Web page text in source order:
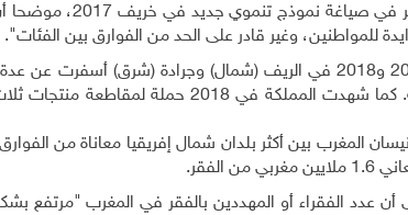
وكان العاهل المغربي قد دعا للمرة
للمواطنين، وغير قادر على الحد من الفوارق بين الفئات".
وصادفت هذه الدعوة بروز حركات احتجاجية بين 2017 و2018 في الريف (شمال) وجرادة
منظمات حقوقية، إضافة إلى إعلان مشاريع إنمائية. كما شهدت
.